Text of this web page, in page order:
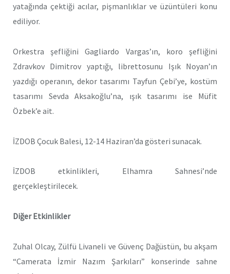
yatağında çektiği acılar, pişmanlıklar ve üzüntüleri konu
ediliyor.
Orkestra şefliğini Gagliardo Vargas’ın, koro şefliğini
Zdravkov Dimitrov yaptığı, librettosunu Işık Noyan’ın
yazdığı operanın, dekor tasarımı Tayfun Çebi’ye, kostüm
tasarımı Sevda Aksakoğlu’na, ışık tasarımı ise Müfit
Özbek’e ait.
İZDOB Çocuk Balesi, 12-14 Haziran’da gösteri sunacak.
İZDOB etkinlikleri, Elhamra Sahnesi’nde
gerçekleştirilecek.
Diğer Etkinlikler
Zuhal Olcay, Zülfü Livaneli ve Güvenç Dağüstün, bu akşam
“Camerata İzmir Nazım Şarkıları” konserinde sahne